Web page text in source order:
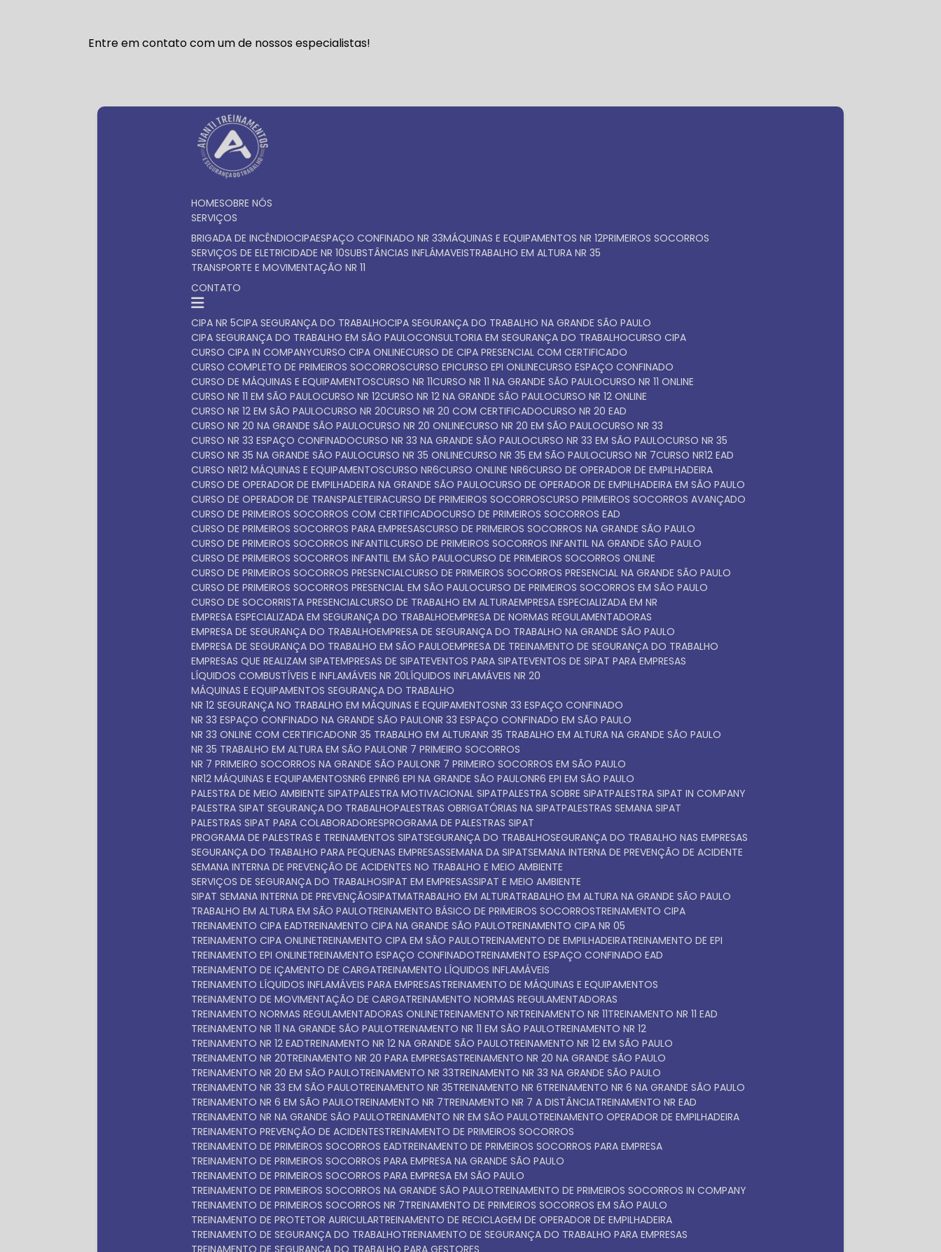
Entre em contato com um de nossos especialistas!
HOME SOBRE NÓS
SERVIÇOS
BRIGADA DE INCÊNDIO CIPA ESPAÇO CONFINADO NR 33 MÁQUINAS E EQUIPAMENTOS NR 12 PRIMEIROS SOCORROS
SERVIÇOS DE ELETRICIDADE NR 10 SUBSTÂNCIAS INFLÁMAVEIS TRABALHO EM ALTURA NR 35
TRANSPORTE E MOVIMENTAÇÃO NR 11
CONTATO
CIPA NR 5 CIPA SEGURANÇA DO TRABALHO CIPA SEGURANÇA DO TRABALHO NA GRANDE SÃO PAULO
CIPA SEGURANÇA DO TRABALHO EM SÃO PAULO CONSULTORIA EM SEGURANÇA DO TRABALHO CURSO CIPA
CURSO CIPA IN COMPANY CURSO CIPA ONLINE CURSO DE CIPA PRESENCIAL COM CERTIFICADO
CURSO COMPLETO DE PRIMEIROS SOCORROS CURSO EPI CURSO EPI ONLINE CURSO ESPAÇO CONFINADO
CURSO DE MÁQUINAS E EQUIPAMENTOS CURSO NR 11 CURSO NR 11 NA GRANDE SÃO PAULO CURSO NR 11 ONLINE
CURSO NR 11 EM SÃO PAULO CURSO NR 12 CURSO NR 12 NA GRANDE SÃO PAULO CURSO NR 12 ONLINE
CURSO NR 12 EM SÃO PAULO CURSO NR 20 CURSO NR 20 COM CERTIFICADO CURSO NR 20 EAD
CURSO NR 20 NA GRANDE SÃO PAULO CURSO NR 20 ONLINE CURSO NR 20 EM SÃO PAULO CURSO NR 33
CURSO NR 33 ESPAÇO CONFINADO CURSO NR 33 NA GRANDE SÃO PAULO CURSO NR 33 EM SÃO PAULO CURSO NR 35
CURSO NR 35 NA GRANDE SÃO PAULO CURSO NR 35 ONLINE CURSO NR 35 EM SÃO PAULO CURSO NR 7 CURSO NR12 EAD
CURSO NR12 MÁQUINAS E EQUIPAMENTOS CURSO NR6 CURSO ONLINE NR6 CURSO DE OPERADOR DE EMPILHADEIRA
CURSO DE OPERADOR DE EMPILHADEIRA NA GRANDE SÃO PAULO CURSO DE OPERADOR DE EMPILHADEIRA EM SÃO PAULO
CURSO DE OPERADOR DE TRANSPALETEIRA CURSO DE PRIMEIROS SOCORROS CURSO PRIMEIROS SOCORROS AVANÇADO
CURSO DE PRIMEIROS SOCORROS COM CERTIFICADO CURSO DE PRIMEIROS SOCORROS EAD
CURSO DE PRIMEIROS SOCORROS PARA EMPRESAS CURSO DE PRIMEIROS SOCORROS NA GRANDE SÃO PAULO
CURSO DE PRIMEIROS SOCORROS INFANTIL CURSO DE PRIMEIROS SOCORROS INFANTIL NA GRANDE SÃO PAULO
CURSO DE PRIMEIROS SOCORROS INFANTIL EM SÃO PAULO CURSO DE PRIMEIROS SOCORROS ONLINE
CURSO DE PRIMEIROS SOCORROS PRESENCIAL CURSO DE PRIMEIROS SOCORROS PRESENCIAL NA GRANDE SÃO PAULO
CURSO DE PRIMEIROS SOCORROS PRESENCIAL EM SÃO PAULO CURSO DE PRIMEIROS SOCORROS EM SÃO PAULO
CURSO DE SOCORRISTA PRESENCIAL CURSO DE TRABALHO EM ALTURA EMPRESA ESPECIALIZADA EM NR
EMPRESA ESPECIALIZADA EM SEGURANÇA DO TRABALHO EMPRESA DE NORMAS REGULAMENTADORAS
EMPRESA DE SEGURANÇA DO TRABALHO EMPRESA DE SEGURANÇA DO TRABALHO NA GRANDE SÃO PAULO
EMPRESA DE SEGURANÇA DO TRABALHO EM SÃO PAULO EMPRESA DE TREINAMENTO DE SEGURANÇA DO TRABALHO
EMPRESAS QUE REALIZAM SIPAT EMPRESAS DE SIPAT EVENTOS PARA SIPAT EVENTOS DE SIPAT PARA EMPRESAS
LÍQUIDOS COMBUSTÍVEIS E INFLAMÁVEIS NR 20 LÍQUIDOS INFLAMÁVEIS NR 20
MÁQUINAS E EQUIPAMENTOS SEGURANÇA DO TRABALHO
NR 12 SEGURANÇA NO TRABALHO EM MÁQUINAS E EQUIPAMENTOS NR 33 ESPAÇO CONFINADO
NR 33 ESPAÇO CONFINADO NA GRANDE SÃO PAULO NR 33 ESPAÇO CONFINADO EM SÃO PAULO
NR 33 ONLINE COM CERTIFICADO NR 35 TRABALHO EM ALTURA NR 35 TRABALHO EM ALTURA NA GRANDE SÃO PAULO
NR 35 TRABALHO EM ALTURA EM SÃO PAULO NR 7 PRIMEIRO SOCORROS
NR 7 PRIMEIRO SOCORROS NA GRANDE SÃO PAULO NR 7 PRIMEIRO SOCORROS EM SÃO PAULO
NR12 MÁQUINAS E EQUIPAMENTOS NR6 EPI NR6 EPI NA GRANDE SÃO PAULO NR6 EPI EM SÃO PAULO
PALESTRA DE MEIO AMBIENTE SIPAT PALESTRA MOTIVACIONAL SIPAT PALESTRA SOBRE SIPAT PALESTRA SIPAT IN COMPANY
PALESTRA SIPAT SEGURANÇA DO TRABALHO PALESTRAS OBRIGATÓRIAS NA SIPAT PALESTRAS SEMANA SIPAT
PALESTRAS SIPAT PARA COLABORADORES PROGRAMA DE PALESTRAS SIPAT
PROGRAMA DE PALESTRAS E TREINAMENTOS SIPAT SEGURANÇA DO TRABALHO SEGURANÇA DO TRABALHO NAS EMPRESAS
SEGURANÇA DO TRABALHO PARA PEQUENAS EMPRESAS SEMANA DA SIPAT SEMANA INTERNA DE PREVENÇÃO DE ACIDENTE
SEMANA INTERNA DE PREVENÇÃO DE ACIDENTES NO TRABALHO E MEIO AMBIENTE
SERVIÇOS DE SEGURANÇA DO TRABALHO SIPAT EM EMPRESAS SIPAT E MEIO AMBIENTE
SIPAT SEMANA INTERNA DE PREVENÇÃO SIPATMA TRABALHO EM ALTURA TRABALHO EM ALTURA NA GRANDE SÃO PAULO
TRABALHO EM ALTURA EM SÃO PAULO TREINAMENTO BÁSICO DE PRIMEIROS SOCORROS TREINAMENTO CIPA
TREINAMENTO CIPA EAD TREINAMENTO CIPA NA GRANDE SÃO PAULO TREINAMENTO CIPA NR 05
TREINAMENTO CIPA ONLINE TREINAMENTO CIPA EM SÃO PAULO TREINAMENTO DE EMPILHADEIRA TREINAMENTO DE EPI
TREINAMENTO EPI ONLINE TREINAMENTO ESPAÇO CONFINADO TREINAMENTO ESPAÇO CONFINADO EAD
TREINAMENTO DE IÇAMENTO DE CARGA TREINAMENTO LÍQUIDOS INFLAMÁVEIS
TREINAMENTO LÍQUIDOS INFLAMÁVEIS PARA EMPRESAS TREINAMENTO DE MÁQUINAS E EQUIPAMENTOS
TREINAMENTO DE MOVIMENTAÇÃO DE CARGA TREINAMENTO NORMAS REGULAMENTADORAS
TREINAMENTO NORMAS REGULAMENTADORAS ONLINE TREINAMENTO NR TREINAMENTO NR 11 TREINAMENTO NR 11 EAD
TREINAMENTO NR 11 NA GRANDE SÃO PAULO TREINAMENTO NR 11 EM SÃO PAULO TREINAMENTO NR 12
TREINAMENTO NR 12 EAD TREINAMENTO NR 12 NA GRANDE SÃO PAULO TREINAMENTO NR 12 EM SÃO PAULO
TREINAMENTO NR 20 TREINAMENTO NR 20 PARA EMPRESAS TREINAMENTO NR 20 NA GRANDE SÃO PAULO
TREINAMENTO NR 20 EM SÃO PAULO TREINAMENTO NR 33 TREINAMENTO NR 33 NA GRANDE SÃO PAULO
TREINAMENTO NR 33 EM SÃO PAULO TREINAMENTO NR 35 TREINAMENTO NR 6 TREINAMENTO NR 6 NA GRANDE SÃO PAULO
TREINAMENTO NR 6 EM SÃO PAULO TREINAMENTO NR 7 TREINAMENTO NR 7 A DISTÂNCIA TREINAMENTO NR EAD
TREINAMENTO NR NA GRANDE SÃO PAULO TREINAMENTO NR EM SÃO PAULO TREINAMENTO OPERADOR DE EMPILHADEIRA
TREINAMENTO PREVENÇÃO DE ACIDENTES TREINAMENTO DE PRIMEIROS SOCORROS
TREINAMENTO DE PRIMEIROS SOCORROS EAD TREINAMENTO DE PRIMEIROS SOCORROS PARA EMPRESA
TREINAMENTO DE PRIMEIROS SOCORROS PARA EMPRESA NA GRANDE SÃO PAULO
TREINAMENTO DE PRIMEIROS SOCORROS PARA EMPRESA EM SÃO PAULO
TREINAMENTO DE PRIMEIROS SOCORROS NA GRANDE SÃO PAULO TREINAMENTO DE PRIMEIROS SOCORROS IN COMPANY
TREINAMENTO DE PRIMEIROS SOCORROS NR 7 TREINAMENTO DE PRIMEIROS SOCORROS EM SÃO PAULO
TREINAMENTO DE PROTETOR AURICULAR TREINAMENTO DE RECICLAGEM DE OPERADOR DE EMPILHADEIRA
TREINAMENTO DE SEGURANÇA DO TRABALHO TREINAMENTO DE SEGURANÇA DO TRABALHO PARA EMPRESAS
TREINAMENTO DE SEGURANÇA DO TRABALHO PARA GESTORES